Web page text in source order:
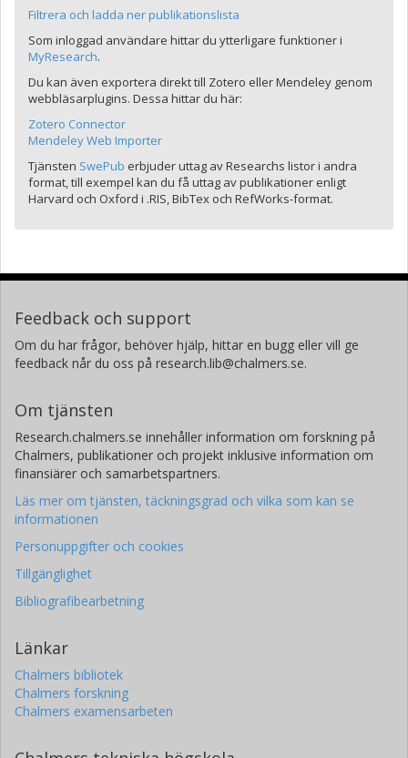
Filtrera och ladda ner publikationslista
Som inloggad användare hittar du ytterligare funktioner i
MyResearch.
Du kan även exportera direkt till Zotero eller Mendeley genom
webbläsarplugins. Dessa hittar du här:
Zotero Connector
Mendeley Web Importer
Tjänsten SwePub erbjuder uttag av Researchs listor i andra
format, till exempel kan du få uttag av publikationer enligt
Harvard och Oxford i .RIS, BibTex och RefWorks-format.
Feedback och support
Om du har frågor, behöver hjälp, hittar en bugg eller vill ge
feedback når du oss på research.lib@chalmers.se.
Om tjänsten
Research.chalmers.se innehåller information om forskning på
Chalmers, publikationer och projekt inklusive information om
finansiärer och samarbetspartners.
Läs mer om tjänsten, täckningsgrad och vilka som kan se
informationen
Personuppgifter och cookies
Tillgänglighet
Bibliografibearbetning
Länkar
Chalmers bibliotek
Chalmers forskning
Chalmers examensarbeten